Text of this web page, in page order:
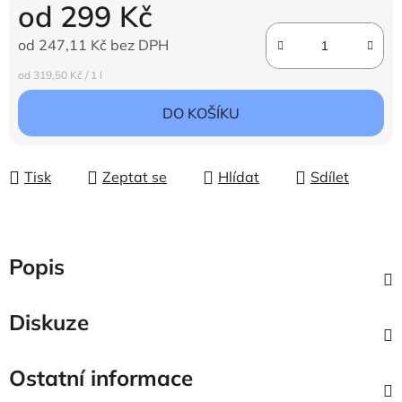
od 299 Kč
od 247,11 Kč bez DPH
Měrná cena:
od 319,50 Kč / 1 l
DO KOŠÍKU
Tisk Zeptat se Hlídat Sdílet
Popis
Diskuze
Ostatní informace